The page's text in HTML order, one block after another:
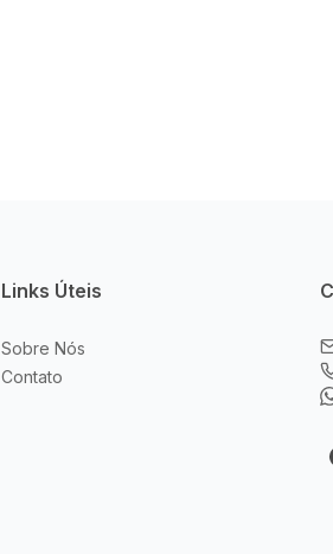
Links Úteis
Sobre Nós
Contato